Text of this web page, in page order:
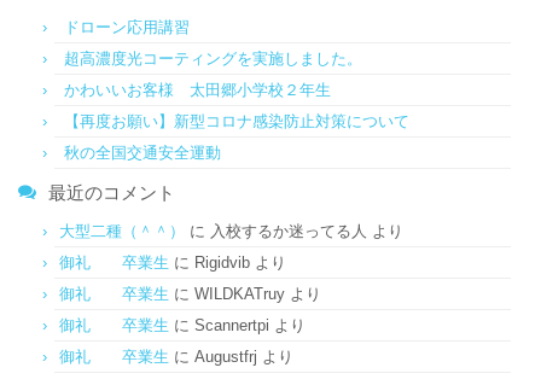
ドローン応用講習
超高濃度光コーティングを実施しました。
かわいいお客様 太田郷小学校２年生
【再度お願い】新型コロナ感染防止対策について
秋の全国交通安全運動
最近のコメント
大型二種（＾＾） に 入校するか迷ってる人 より
御礼 卒業生 に Rigidvib より
御礼 卒業生 に WILDKATruy より
御礼 卒業生 に Scannertpi より
御礼 卒業生 に Augustfrj より